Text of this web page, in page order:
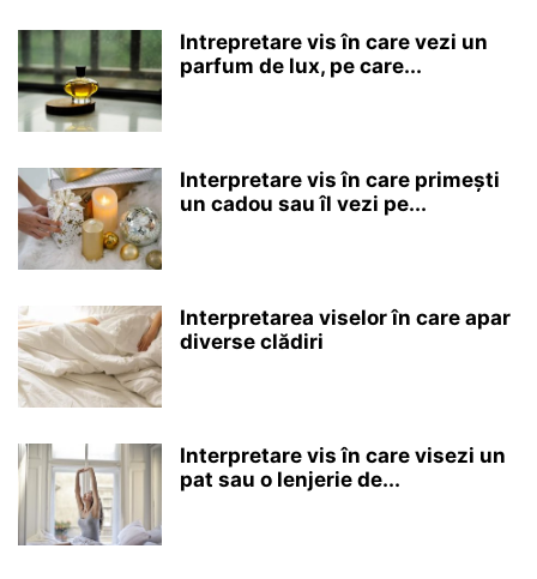
Intrepretare vis în care vezi un
parfum de lux, pe care...
Interpretare vis în care primești
un cadou sau îl vezi pe...
Interpretarea viselor în care apar
diverse clădiri
Interpretare vis în care visezi un
pat sau o lenjerie de...